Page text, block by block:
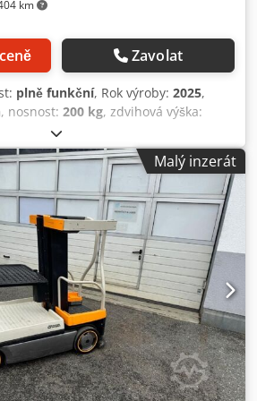
km
Zavolat
plně funkční, Rok výroby: 2025,
, nosnost: 200 kg, zdvihová výška:
elektrický
výška:2 000 mm, pohotovostní
délka:780 mm, typ pohonu:
šířka:1 280 mm
, Vysokozdvihový vozík
stožáru: Teleskopický Stav: Nové
Nový Napětí baterie: 24 V Rok
Af Uerf
Malý inzerát